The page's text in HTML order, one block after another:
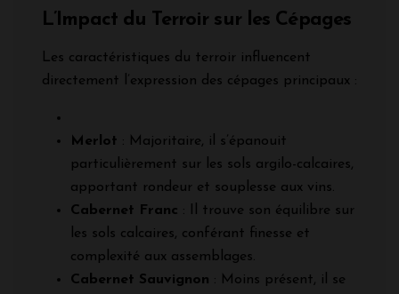
L’Impact du Terroir sur les Cépages
Les caractéristiques du terroir influencent
directement l’expression des cépages principaux :
Merlot : Majoritaire, il s’épanouit
particulièrement sur les sols argilo-calcaires,
apportant rondeur et souplesse aux vins.
Cabernet Franc : Il trouve son équilibre sur
les sols calcaires, conférant finesse et
complexité aux assemblages.
Cabernet Sauvignon : Moins présent, il se